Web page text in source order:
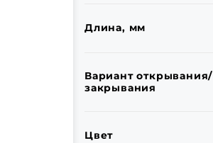
Длина, мм
Вариант открывания/
закрывания
Цвет